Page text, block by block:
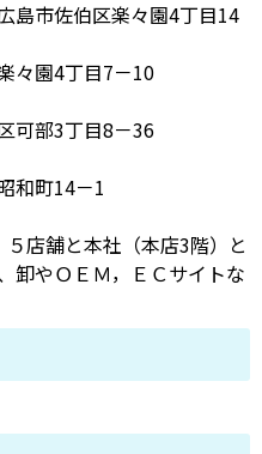
島市佐伯区楽々園4丁目14
々園4丁目7－10
部3丁目8－36
和町14－1
店舗と本社（本店3階）と
卸やＯＥＭ，ＥＣサイトな